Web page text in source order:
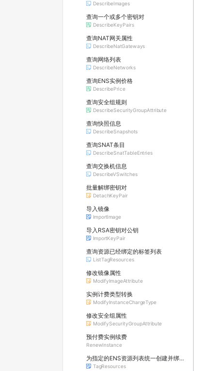
DescribeImages
查询一个或多个密钥对
DescribeKeyPairs
查询NAT网关属性
DescribeNatGateways
查询网络列表
DescribeNetworks
查询ENS实例价格
DescribePrice
查询安全组规则
DescribeSecurityGroupAttribute
查询快照信息
DescribeSnapshots
查询SNAT条目
DescribeSnatTableEntries
查询交换机信息
DescribeVSwitches
批量解绑密钥对
DetachKeyPair
导入镜像
ImportImage
导入RSA密钥对公钥
ImportKeyPair
查询资源已经绑定的标签列表
ListTagResources
修改镜像属性
ModifyImageAttribute
实例计费类型转换
ModifyInstanceChargeType
修改安全组属性
ModifySecurityGroupAttribute
预付费实例续费
RenewInstance
为指定的ENS资源列表统一创建并绑定标签
TagResources